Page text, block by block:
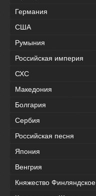
Германия
США
Румыния
Российская империя
СХС
Македония
Болгария
Сербия
Российская песня
Япония
Венгрия
Княжество Финляндское